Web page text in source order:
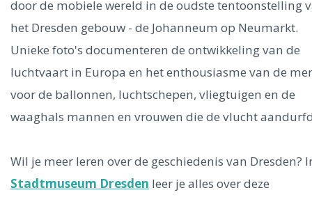
Singapore
Rome Berlijn Mechelen Venetië
Florence
Dublin
Hong Kong München Wenen Budapest
Madrid
Vancouver
Alles bekijken
door de mobiele wereld in de oudste tentoonstelling
het Dresden gebouw - de Johanneum op Neumarkt.
Unieke foto's documenteren de ontwikkeling van de
luchtvaart in Europa en het enthousiasme van de
voor de ballonnen, luchtschepen, vliegtuigen en de
waaghals mannen en vrouwen die de vlucht
Wil je meer leren over de geschiedenis van Dresden?
Stadtmuseum Dresden leer je alles over deze